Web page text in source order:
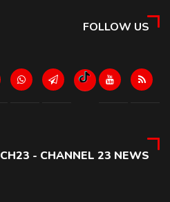
FOLLOW US
CH23 - CHANNEL 23 NEWS